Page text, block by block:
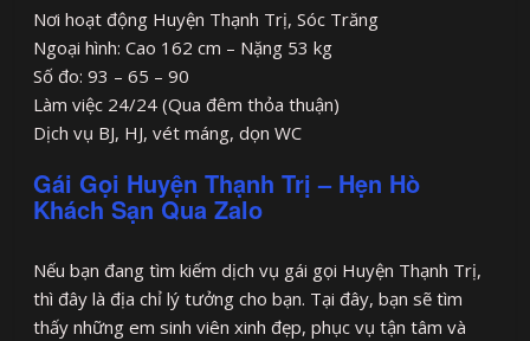
Nơi hoạt động Huyện Thạnh Trị, Sóc Trăng
Ngoại hình: Cao 162 cm – Nặng 53 kg
Số đo: 93 – 65 – 90
Làm việc 24/24 (Qua đêm thỏa thuận)
Dịch vụ BJ, HJ, vét máng, dọn WC
Gái Gọi Huyện Thạnh Trị – Hẹn Hò
Khách Sạn Qua Zalo
Nếu bạn đang tìm kiếm dịch vụ gái gọi Huyện Thạnh Trị,
thì đây là địa chỉ lý tưởng cho bạn. Tại đây, bạn sẽ tìm
thấy những em sinh viên xinh đẹp, phục vụ tận tâm và